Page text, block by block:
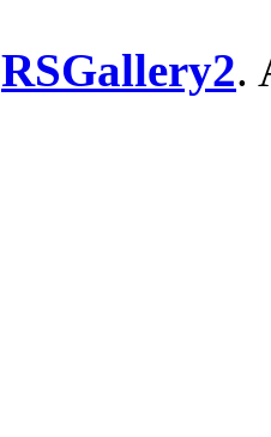
RSGallery2.